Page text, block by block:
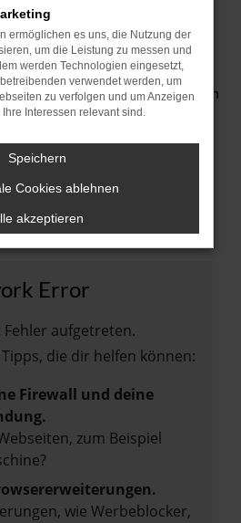
Die VW Touran
Namen aufgrund der Zulassung
Weise wird aus einem
Gebrauchter – und das wirkt sich
Error
Fehler aufgetreten.
die dir helfen können:
Firewall und deine
zum Beispiel
wie Werbeblocker,
ermöglichen es uns, die Nutzung der
um die Leistung zu messen und
werden Technologien eingesetzt,
verwendet werden, um
zu verfolgen und um Anzeigen
Interessen relevant sind.
Speichern
Cookies ablehnen
akzeptieren